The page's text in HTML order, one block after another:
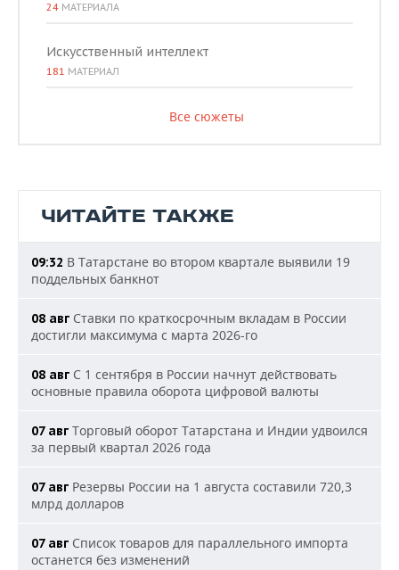
24 МАТЕРИАЛА
Искусственный интеллект
181 МАТЕРИАЛ
Все сюжеты
ЧИТАЙТЕ ТАКЖЕ
09:32 В Татарстане во втором квартале выявили 19
поддельных банкнот
08 авг Ставки по краткосрочным вкладам в России
достигли максимума с марта 2026-го
08 авг С 1 сентября в России начнут действовать
основные правила оборота цифровой валюты
07 авг Торговый оборот Татарстана и Индии удвоился
за первый квартал 2026 года
07 авг Резервы России на 1 августа составили 720,3
млрд долларов
07 авг Список товаров для параллельного импорта
останется без изменений